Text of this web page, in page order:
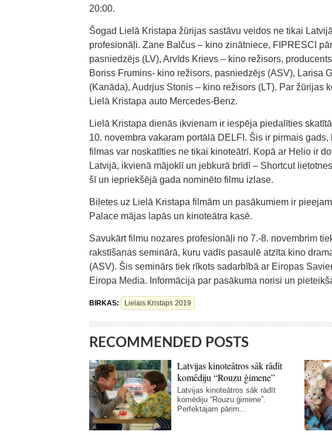
20:00.
Šogad Lielā Kristapa žūrijas sastāvu veidos ne tikai
profesionāļi. Zane Balčus – kino zinātniece, FIPRESCI
pasniedzējs (LV), Arvīds Krievs – kino režisors,
Boriss Frumins- kino režisors, pasniedzējs (ASV), Larisa
(Kanāda), Audrjus Stonis – kino režisors (LT). Par žūrijas
Lielā Kristapa auto Mercedes-Benz.
Lielā Kristapa dienās ikvienam ir iespēja piedalīties
10. novembra vakaram portālā DELFI. Šis ir pirmais
filmas var noskatīties ne tikai kinoteātrī. Kopā ar Helio ir
Latvijā, ikvienā mājoklī un jebkurā brīdī – Shortcut
šī un iepriekšējā gada nominēto filmu izlase.
Biļetes uz Lielā Kristapa filmām un pasākumiem ir
Palace mājas lapās un kinoteātra kasē.
Savukārt filmu nozares profesionāļi no 7.-8. novembrim
rakstīšanas seminārā, kuru vadīs pasaulē atzīta kino
(ASV). Šis seminārs tiek rīkots sadarbībā ar Eiropas
Eiropa Media. Informācija par pasākuma norisi un
BIRKAS: Lielais Kristaps 2019
RECOMMENDED POSTS
Latvijas kinoteātros sāk rādīt
komēdiju “Rouzu ģimene”
Latvijas kinoteātros sāk rādīt
komēdiju “Rouzu ģimene”.
Perfektajam pārim...